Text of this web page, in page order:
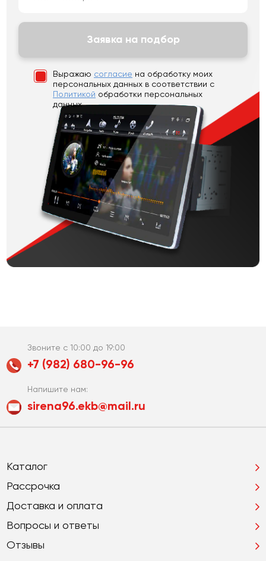
Выражаю согласие на обработку моих
персональных данных в соответствии с
Политикой обработки персональных
данных
Заявка на подбор
Звоните с 10:00 до 19:00
+7 (982) 680-96-96
Напишите нам:
sirena96.ekb@mail.ru
Каталог
Рассрочка
Доставка и оплата
Вопросы и ответы
Отзывы